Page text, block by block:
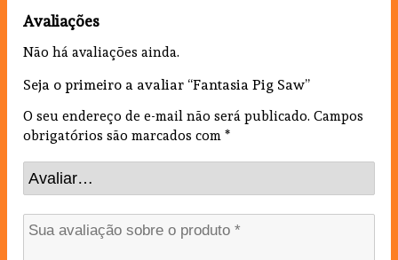
Avaliações
Não há avaliações ainda.
Seja o primeiro a avaliar “Fantasia Pig Saw”
O seu endereço de e-mail não será publicado. Campos
obrigatórios são marcados com *